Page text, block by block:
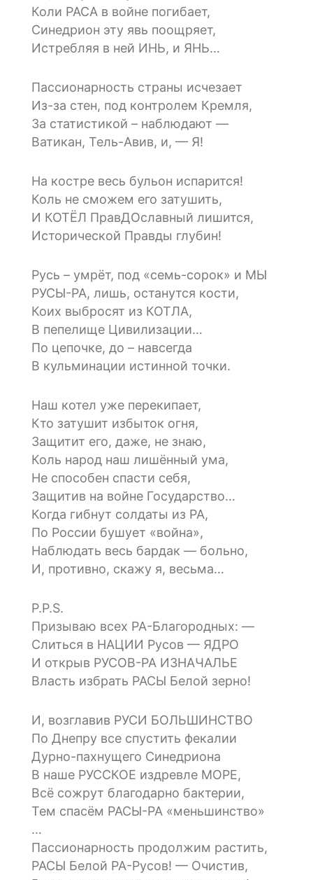
Коли РАСА в войне погибает,
Синедрион эту явь поощряет,
Истребляя в ней ИНЬ, и ЯНЬ…
Пассионарность страны исчезает
Из-за стен, под контролем Кремля,
За статистикой – наблюдают —
Ватикан, Тель-Авив, и, — Я!
На костре весь бульон испарится!
Коль не сможем его затушить,
И КОТЁЛ ПравДОславный лишится,
Исторической Правды глубин!
Русь – умрёт, под «семь-сорок» и МЫ
РУСЫ-РА, лишь, останутся кости,
Коих выбросят из КОТЛА,
В пепелище Цивилизации…
По цепочке, до – навсегда
В кульминации истинной точки.
Наш котел уже перекипает,
Кто затушит избыток огня,
Защитит его, даже, не знаю,
Коль народ наш лишённый ума,
Не способен спасти себя,
Защитив на войне Государство…
Когда гибнут солдаты из РА,
По России бушует «война»,
Наблюдать весь бардак — больно,
И, противно, скажу я, весьма…
P.P.S.
Призываю всех РА-Благородных: —
Слиться в НАЦИИ Русов — ЯДРО
И открыв РУСОВ-РА ИЗНАЧАЛЬЕ
Власть избрать РАСЫ Белой зерно!
И, возглавив РУСИ БОЛЬШИНСТВО
По Днепру все спустить фекалии
Дурно-пахнущего Синедриона
В наше РУССКОЕ издревле МОРЕ,
Всё сожрут благодарно бактерии,
Тем спасём РАСЫ-РА «меньшинство»
…
Пассионарность продолжим растить,
РАСЫ Белой РА-Русов! — Очистив,